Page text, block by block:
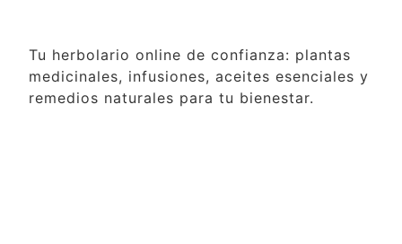
Tu herbolario online de confianza: plantas
medicinales, infusiones, aceites esenciales y
remedios naturales para tu bienestar.